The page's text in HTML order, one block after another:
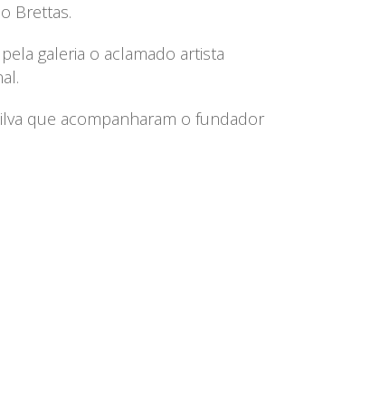
Brettas.
galeria o aclamado artista
que acompanharam o fundador